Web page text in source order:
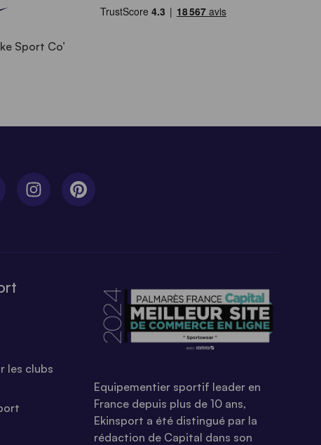
Sport Co’
les clubs
Equipementier sportif leader en
France depuis plus de 10 ans,
Ekinsport a été distingué par la
rédaction de Capital dans son